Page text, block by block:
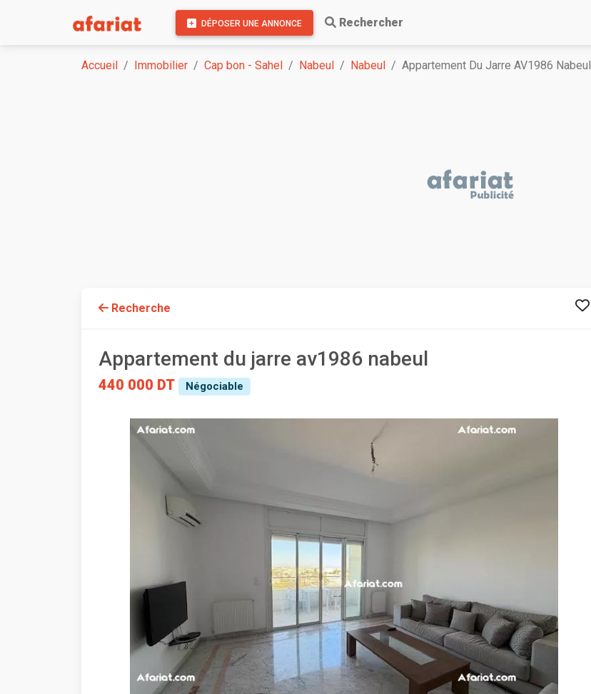
DÉPOSER UNE ANNONCE Rechercher
Accueil Immobilier Cap bon - Sahel Nabeul Nabeul Appartement Du Jarre AV1986 Nabeul
Recherche
Appartement du jarre av1986 nabeul
440 000 DT Négociable